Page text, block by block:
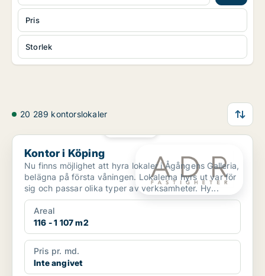
Storlek
Pris
20 289 kontorslokaler
Kontor i Köping
Kontor i Köping
Nu finns möjlighet att hyra lokaler i Ågångens Galleria,
belägna på första våningen. Lokalerna hyrs ut var för
sig och passar olika typer av verksamheter. Hy...
Areal
116 - 1 107 m2
Pris pr. md.
Inte angivet